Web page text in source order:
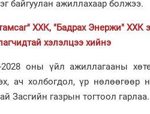
байгуулан ажиллахаар болжээ.
ХХК, "Бадрах Энержи" ХХК
хэлэлцээ хийнэ
оны үйл ажиллагааны
ач холбогдол, үр нөлөөгөөр
Засгийн газрын тогтоол гарлаа.